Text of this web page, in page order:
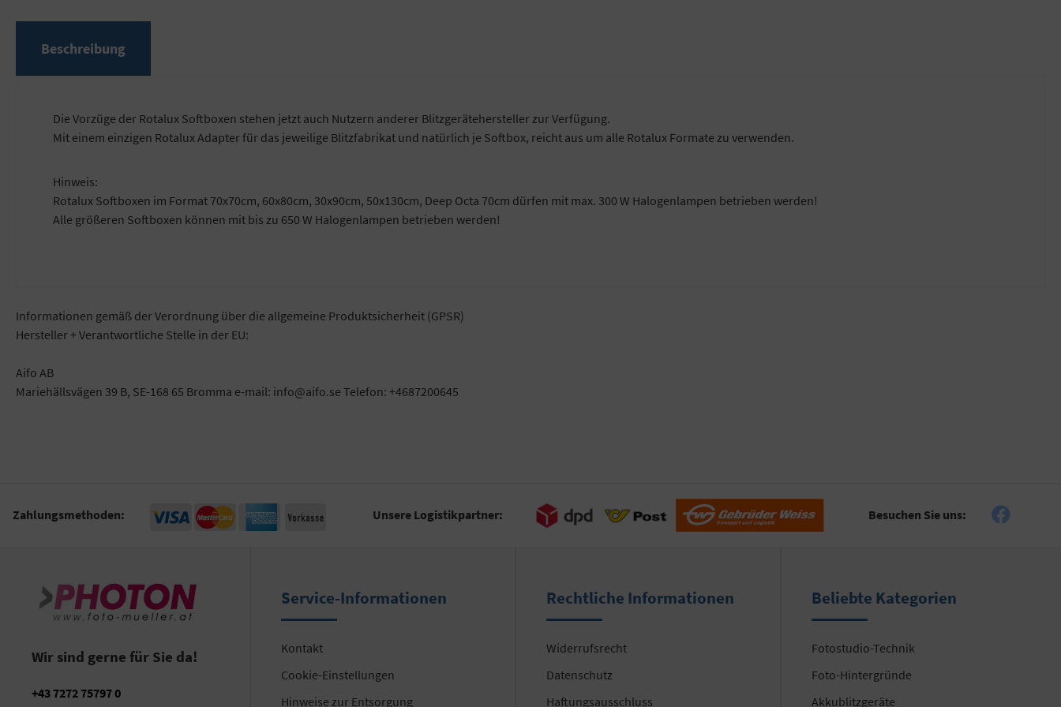
Beschreibung
Die Vorzüge der Rotalux Softboxen stehen jetzt auch Nutzern anderer Blitzgerätehersteller zur Verfügung.
Mit einem einzigen Rotalux Adapter für das jeweilige Blitzfabrikat und natürlich je Softbox, reicht aus um alle Rotalux Formate zu verwenden.
Hinweis:
Rotalux Softboxen im Format 70x70cm, 60x80cm, 30x90cm, 50x130cm, Deep Octa 70cm dürfen mit max. 300 W Halogenlampen betrieben werden!
Alle größeren Softboxen können mit bis zu 650 W Halogenlampen betrieben werden!
Informationen gemäß der Verordnung über die allgemeine Produktsicherheit (GPSR)
Hersteller + Verantwortliche Stelle in der EU:
Aifo AB
Mariehällsvägen 39 B, SE-168 65 Bromma e-mail: info@aifo.se Telefon: +4687200645
Zahlungsmethoden: Unsere Logistikpartner: Besuchen Sie uns:
Wir sind gerne für Sie da!
+43 7272 75797 0
Service-Informationen
Kontakt
Cookie-Einstellungen
Hinweise zur Entsorgung
Rechtliche Informationen
Widerrufsrecht
Datenschutz
Haftungsausschluss
Beliebte Kategorien
Fotostudio-Technik
Foto-Hintergründe
Akkublitzgeräte